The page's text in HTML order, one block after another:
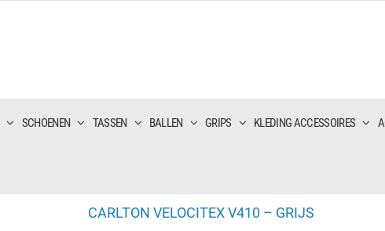
SCHOENEN TASSEN BALLEN GRIPS KLEDING ACCESSOIRES
CARLTON VELOCITEX V410 – GRIJS